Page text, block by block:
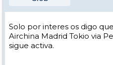
Solo por interes os digo
Airchina Madrid Tokio via
sigue activa.